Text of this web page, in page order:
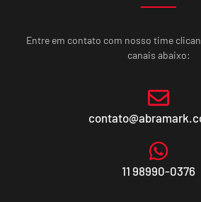
Entre em contato com nosso time
canais abaixo:
11 98990-0376